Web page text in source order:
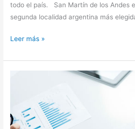
todo el país. San Martín de los Andes
segunda localidad argentina más
Leer más »
un
fideicomiso